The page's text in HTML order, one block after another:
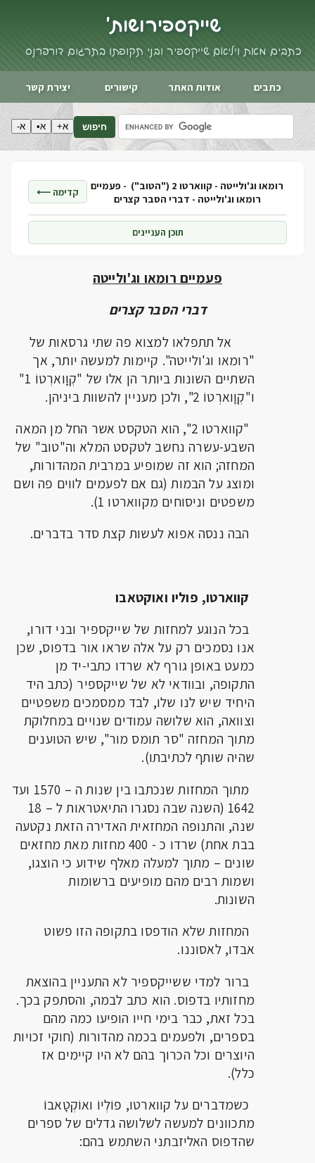
שייקספיר ושות'
כתבים מאת ויליאם שייקספיר ובני תקופתו בתרגום דורי פרנס
כתבים אודות האתר קישורים יצירת קשר
חיפוש א+ א• א-
רומאו וג'ולייטה - קווארטו 2 ("הטוב") -
פעמיים
רומאו וג'ולייטה - דברי הסבר קצרים
קדימה ⟵
תוכן העניינים
פעמיים רומאו וג'ולייטה
דברי הסבר קצרים
אל תתפלאו למצוא פה שתי גרסאות של
"רומאו וג'ולייטה". קיימות למעשה יותר, אך
השתיים השונות ביותר הן אלו של "קְוָוארְטוֹ 1"
ו"קְוָוארְטוֹ 2", ולכן מעניין להשוות ביניהן.
"קווארטו 2", הוא הטקסט אשר החל מן המאה
השבע-עשרה נחשב לטקסט המלא וה"טוב" של
המחזה; הוא זה שמופיע במרבית המהדורות,
ומוצג על הבמות (גם אם לפעמים לווים פה ושם
משפטים וניסוחים מקווארטו 1).
הבה ננסה אפוא לעשות קצת סדר בדברים.
קווארטו, פוליו ואוקטאבו
בכל הנוגע למחזות של שייקספיר ובני דורו,
אנו נסמכים רק על אלה שראו אור בדפוס, שכן
כמעט באופן גורף לא שרדו כתבי-יד מן
התקופה, ובוודאי לא של שייקספיר (כתב היד
היחיד שיש לנו שלו, לבד ממסמכים משפטיים
וצוואה, הוא שלושה עמודים שנויים במחלוקת
מתוך המחזה "סר תומס מור", שיש הטוענים
שהיה שותף לכתיבתו).
מתוך המחזות שנכתבו בין שנות ה – 1570 ועד
1642 (השנה שבה נסגרו התיאטראות ל – 18
שנה, והתנופה המחזאית האדירה הזאת נקטעה
בבת אחת) שרדו כ - 400 מחזות מאת מחזאים
שונים – מתוך למעלה מאלף שידוע כי הוצגו,
ושמות רבים מהם מופיעים ברשומות
השונות.
המחזות שלא הודפסו בתקופה הזו פשוט
אבדו, לאסוננו.
ברור למדי ששייקספיר לא התעניין בהוצאת
מחזותיו בדפוס. הוא כתב לבמה, והסתפק בכך.
בכל זאת, כבר בימי חייו הופיעו כמה מהם
בספרים, ולפעמים בכמה מהדורות (חוקי זכויות
היוצרים וכל הכרוך בהם לא היו קיימים אז
כלל).
כשמדברים על קווארטו, פוֹלְיוֹ ואוֹקְטָאבוֹ
מתכוונים למעשה לשלושה גדלים של ספרים
שהדפוס האליזבתני השתמש בהם: